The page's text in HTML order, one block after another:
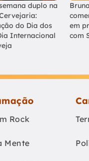
duplo na
do Dia dos
Internacional
em
com
Rock
Mente